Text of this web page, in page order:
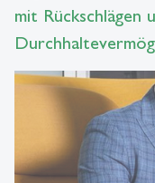
mit Rückschlägen